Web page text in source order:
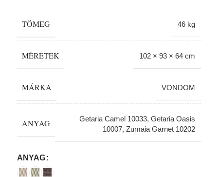
TÖMEG 46 kg
MÉRETEK 102 × 93 × 64 cm
MÁRKA VONDOM
ANYAG Getaria Camel 10033, Getaria Oasis
10007, Zumaia Garnet 10202
ANYAG
Alternative: